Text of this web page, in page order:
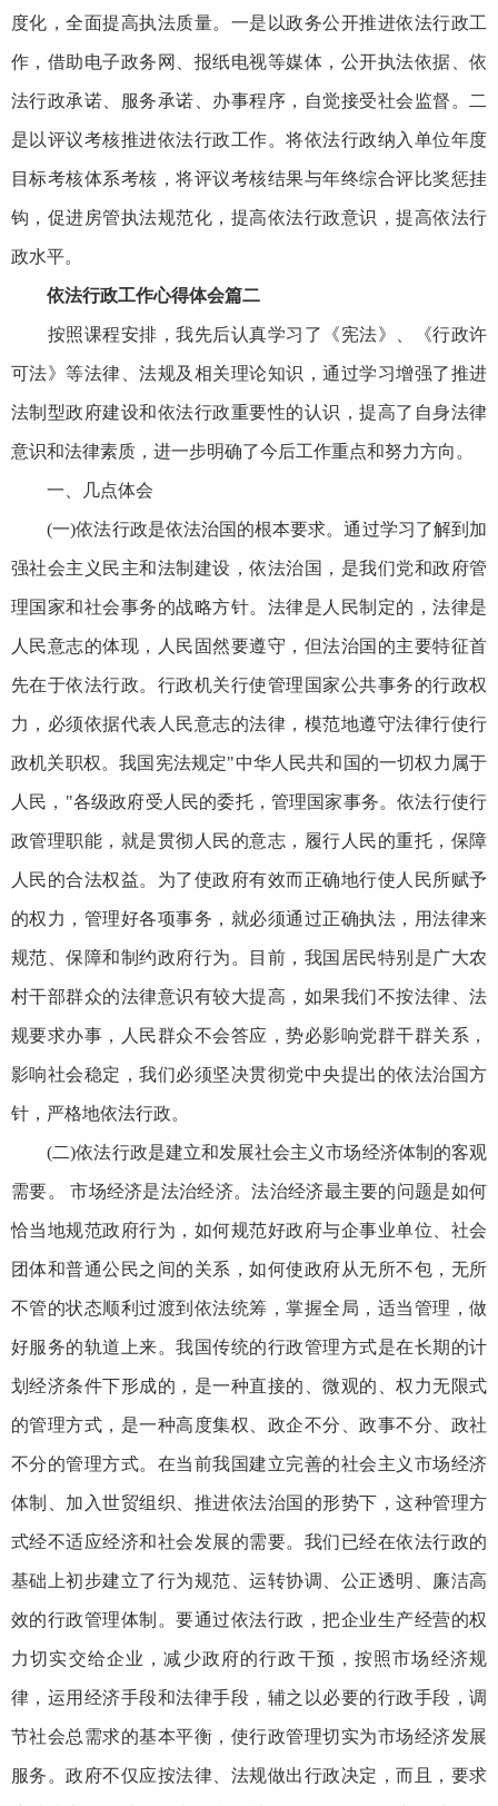
度化，全面提高执法质量。一是以政务公开推进依法行政工
作，借助电子政务网、报纸电视等媒体，公开执法依据、依
法行政承诺、服务承诺、办事程序，自觉接受社会监督。二
是以评议考核推进依法行政工作。将依法行政纳入单位年度
目标考核体系考核，将评议考核结果与年终综合评比奖惩挂
钩，促进房管执法规范化，提高依法行政意识，提高依法行
政水平。
依法行政工作心得体会篇二
按照课程安排，我先后认真学习了《宪法》、《行政许
可法》等法律、法规及相关理论知识，通过学习增强了推进
法制型政府建设和依法行政重要性的认识，提高了自身法律
意识和法律素质，进一步明确了今后工作重点和努力方向。
一、几点体会
(一)依法行政是依法治国的根本要求。通过学习了解到加
强社会主义民主和法制建设，依法治国，是我们党和政府管
理国家和社会事务的战略方针。法律是人民制定的，法律是
人民意志的体现，人民固然要遵守，但法治国的主要特征首
先在于依法行政。行政机关行使管理国家公共事务的行政权
力，必须依据代表人民意志的法律，模范地遵守法律行使行
政机关职权。我国宪法规定"中华人民共和国的一切权力属于
人民，"各级政府受人民的委托，管理国家事务。依法行使行
政管理职能，就是贯彻人民的意志，履行人民的重托，保障
人民的合法权益。为了使政府有效而正确地行使人民所赋予
的权力，管理好各项事务，就必须通过正确执法，用法律来
规范、保障和制约政府行为。目前，我国居民特别是广大农
村干部群众的法律意识有较大提高，如果我们不按法律、法
规要求办事，人民群众不会答应，势必影响党群干群关系，
影响社会稳定，我们必须坚决贯彻党中央提出的依法治国方
针，严格地依法行政。
(二)依法行政是建立和发展社会主义市场经济体制的客观
需要。 市场经济是法治经济。法治经济最主要的问题是如何
恰当地规范政府行为，如何规范好政府与企事业单位、社会
团体和普通公民之间的关系，如何使政府从无所不包，无所
不管的状态顺利过渡到依法统筹，掌握全局，适当管理，做
好服务的轨道上来。我国传统的行政管理方式是在长期的计
划经济条件下形成的，是一种直接的、微观的、权力无限式
的管理方式，是一种高度集权、政企不分、政事不分、政社
不分的管理方式。在当前我国建立完善的社会主义市场经济
体制、加入世贸组织、推进依法治国的形势下，这种管理方
式经不适应经济和社会发展的需要。我们已经在依法行政的
基础上初步建立了行为规范、运转协调、公正透明、廉洁高
效的行政管理体制。要通过依法行政，把企业生产经营的权
力切实交给企业，减少政府的行政干预，按照市场经济规
律，运用经济手段和法律手段，辅之以必要的行政手段，调
节社会总需求的基本平衡，使行政管理切实为市场经济发展
服务。政府不仅应按法律、法规做出行政决定，而且，要求